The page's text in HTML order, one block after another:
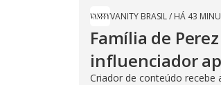
VANITY BRASIL/ HÁ 43
Família de
influenciador
Criador de conteúdo